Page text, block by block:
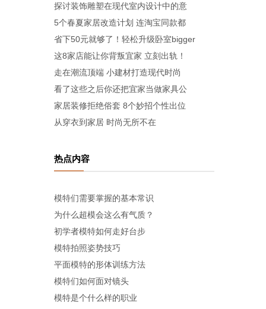
探讨装饰雕塑在现代室内设计中的意
5个春夏家居改造计划 连淘宝同款都
省下50元就够了！轻松升级卧室bigger
这8家店能让你背叛宜家 立刻出轨！
走在潮流顶端 小建材打造现代时尚
看了这些之后你还把宜家当做家具公
家居装修拒绝俗套 8个妙招个性出位
从穿衣到家居 时尚无所不在
热点内容
模特们需要掌握的基本常识
为什么超模会这么有气质？
初学者模特如何走好台步
模特拍照姿势技巧
平面模特的形体训练方法
模特们如何面对镜头
模特是个什么样的职业